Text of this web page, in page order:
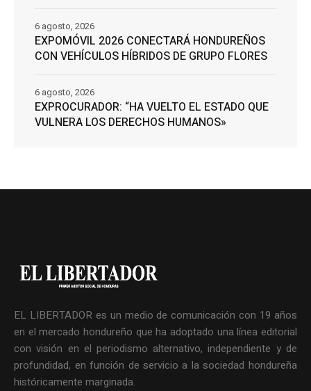
EXPOMÓVIL 2026 CONECTARÁ HONDUREÑOS
CON VEHÍCULOS HÍBRIDOS DE GRUPO FLORES
6 agosto, 2026
EXPROCURADOR: “HA VUELTO EL ESTADO QUE
VULNERA LOS DERECHOS HUMANOS»
6 agosto, 2026
EL LIBERTADOR es un medio de comunicación con 19 años
en el mercado hondureño que ha adoptado una línea editorial
con visión en el periodismo alternativo, independiente y de
profundidad, en función de servicio a la sociedad hondureña
históricamente marginada.